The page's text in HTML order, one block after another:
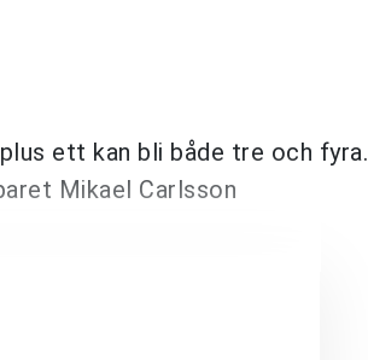
ett kan bli både tre och fyra.
Mikael Carlsson